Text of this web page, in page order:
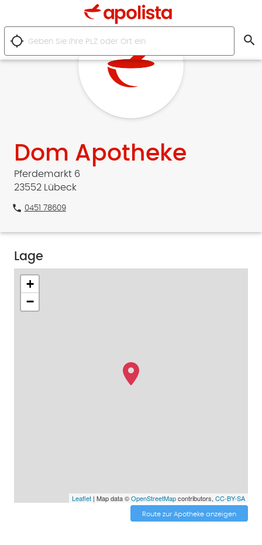
location_searching search
Dom Apotheke
Pferdemarkt 6
23552 Lübeck
phone 0451 78609
Lage
+
−
Leaflet| Map data ©OpenStreetMapcontributors, CC-BY-SA
Route zur Apotheke anzeigen